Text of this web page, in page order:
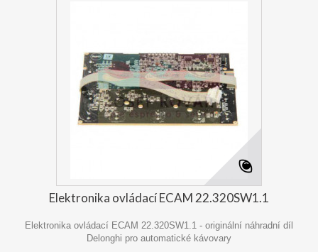
Elektronika ovládací ECAM 22.320SW1.1
Elektronika ovládací ECAM 22.320SW1.1 - originální náhradní díl
Delonghi pro automatické kávovary